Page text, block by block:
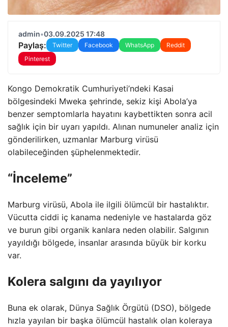
admin•03.09.2025 17:48
Paylaş: Twitter Facebook WhatsApp
Reddit
Pinterest
Kongo Demokratik Cumhuriyeti’ndeki Kasai
bölgesindeki Mweka şehrinde, sekiz kişi Abola’ya
benzer semptomlarla hayatını kaybettikten sonra acil
sağlık için bir uyarı yapıldı. Alınan numuneler analiz için
gönderilirken, uzmanlar Marburg virüsü
olabileceğinden şüphelenmektedir.
“İnceleme”
Marburg virüsü, Abola ile ilgili ölümcül bir hastalıktır.
Vücutta ciddi iç kanama nedeniyle ve hastalarda göz
ve burun gibi organik kanlara neden olabilir. Salgının
yayıldığı bölgede, insanlar arasında büyük bir korku
var.
Kolera salgını da yayılıyor
Buna ek olarak, Dünya Sağlık Örgütü (DSO), bölgede
hızla yayılan bir başka ölümcül hastalık olan koleraya